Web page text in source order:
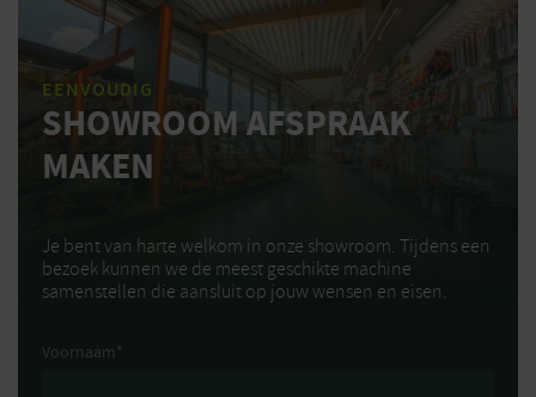
EENVOUDIG
SHOWROOM AFSPRAAK
MAKEN
Je bent van harte welkom in onze showroom. Tijdens een
bezoek kunnen we de meest geschikte machine
samenstellen die aansluit op jouw wensen en eisen.
Voornaam *